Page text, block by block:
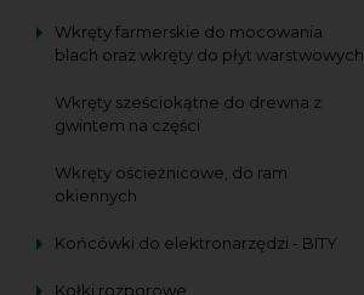
Wkręty farmerskie do mocowania
blach oraz wkręty do płyt warstwowych
Wkręty sześciokątne do drewna z
gwintem na części
Wkręty ościeżnicowe, do ram
okiennych
Końcówki do elektronarzędzi - BITY
Kołki rozporowe